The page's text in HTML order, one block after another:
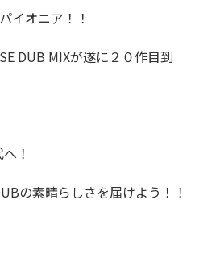
イオニア！！
DUB MIXが遂に２０作目到
！
の素晴らしさを届けよう！！